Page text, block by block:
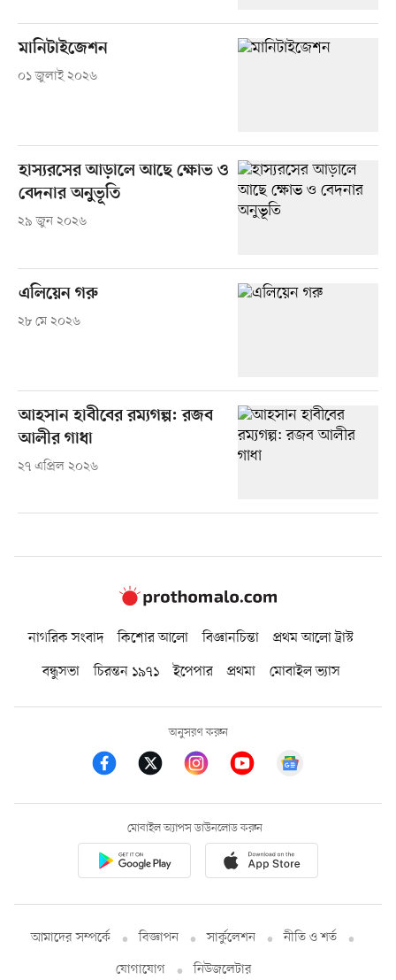
মানিটাইজেশন
০১ জুলাই ২০২৬
হাস্যরসের আড়ালে আছে ক্ষোভ ও
বেদনার অনুভূতি
২৯ জুন ২০২৬
এলিয়েন গরু
২৮ মে ২০২৬
আহসান হাবীবের রম্যগল্প: রজব
আলীর গাধা
২৭ এপ্রিল ২০২৬
নাগরিক সংবাদ কিশোর আলো বিজ্ঞানচিন্তা
প্রথম আলো ট্রাস্ট
বন্ধুসভা
চিরন্তন ১৯৭১ ইপেপার প্রথমা মোবাইল ভ্যাস
অনুসরণ করুন
মোবাইল অ্যাপস ডাউনলোড করুন
আমাদের সম্পর্কে বিজ্ঞাপন সার্কুলেশন
নীতি ও শর্ত
যোগাযোগ
নিউজলেটার